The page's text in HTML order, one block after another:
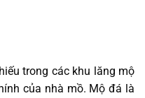
trong các khu lăng mộ
của nhà mồ. Mộ đá là